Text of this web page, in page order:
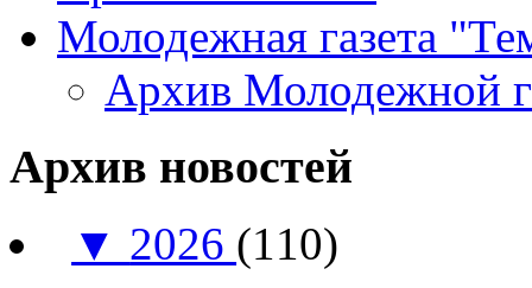
Молодежная газета
Архив Молодежной
Архив новостей
▼ 2026 (110)